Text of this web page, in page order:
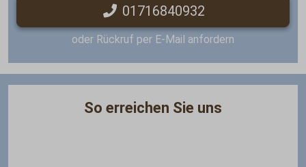
01716840932
oder Rückruf per E-Mail anfordern
So erreichen Sie uns